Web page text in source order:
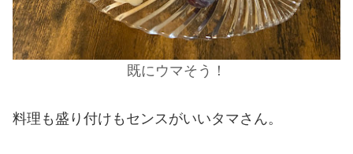
既にウマそう！
料理も盛り付けもセンスがいいタマさん。